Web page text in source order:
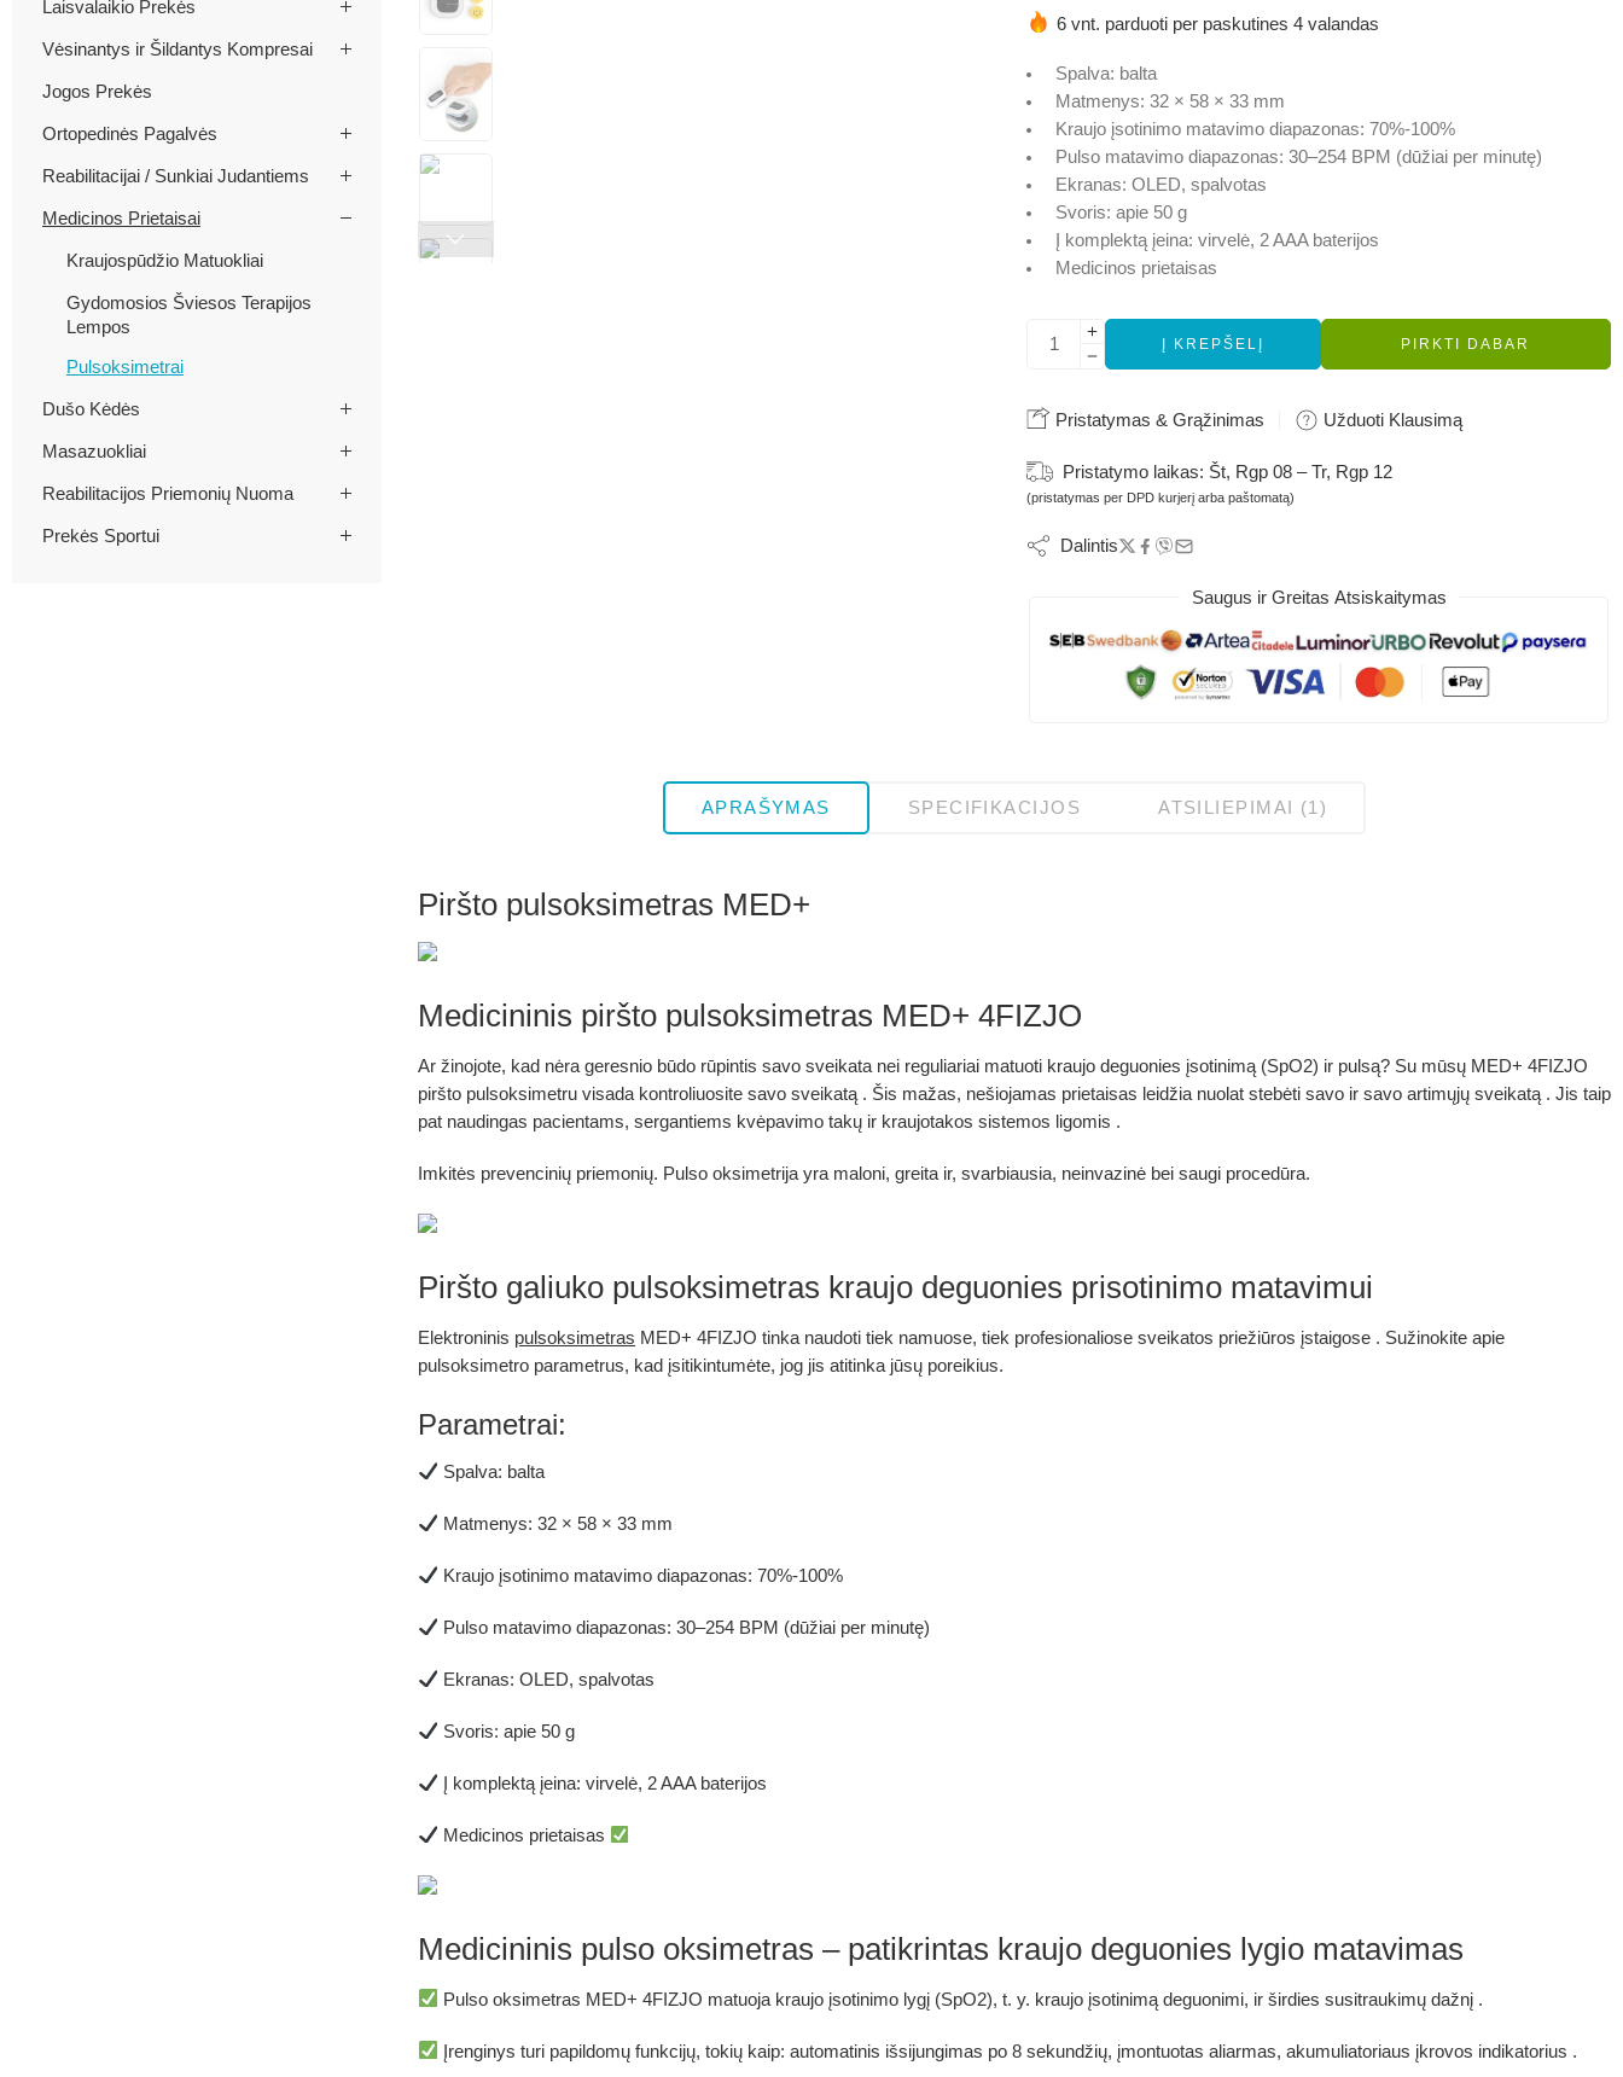
įvertinimų:)
6 vnt. parduoti per paskutines 4 valandas
Spalva: balta
Matmenys: 32 × 58 × 33 mm
Kraujo įsotinimo matavimo diapazonas: 70%-100%
Pulso matavimo diapazonas: 30–254 BPM (dūžiai per minutę)
Ekranas: OLED, spalvotas
Svoris: apie 50 g
Į komplektą įeina: virvelė, 2 AAA baterijos
Medicinos prietaisas
Į KREPŠELĮ PIRKTI DABAR
Pristatymas & Grąžinimas Užduoti Klausimą
Pristatymo laikas: Št, Rgp 08 – Tr, Rgp 12
(pristatymas per DPD kurjerį arba paštomatą)
Dalintis
Saugus ir Greitas Atsiskaitymas
APRAŠYMAS SPECIFIKACIJOS ATSILIEPIMAI (1)
Piršto pulsoksimetras MED+
Medicininis piršto pulsoksimetras MED+ 4FIZJO
Ar žinojote, kad nėra geresnio būdo rūpintis savo sveikata nei reguliariai matuoti kraujo deguonies įsotinimą (SpO2) ir pulsą? Su mūsų MED+ 4FIZJO
piršto pulsoksimetru visada kontroliuosite savo sveikatą . Šis mažas, nešiojamas prietaisas leidžia nuolat stebėti savo ir savo artimųjų sveikatą . Jis taip
pat naudingas pacientams, sergantiems kvėpavimo takų ir kraujotakos sistemos ligomis .
Imkitės prevencinių priemonių. Pulso oksimetrija yra maloni, greita ir, svarbiausia, neinvazinė bei saugi procedūra.
Piršto galiuko pulsoksimetras kraujo deguonies prisotinimo matavimui
Elektroninis pulsoksimetras MED+ 4FIZJO tinka naudoti tiek namuose, tiek profesionaliose sveikatos priežiūros įstaigose . Sužinokite apie
pulsoksimetro parametrus, kad įsitikintumėte, jog jis atitinka jūsų poreikius.
Parametrai:
Spalva: balta
Matmenys: 32 × 58 × 33 mm
Kraujo įsotinimo matavimo diapazonas: 70%-100%
Pulso matavimo diapazonas: 30–254 BPM (dūžiai per minutę)
Ekranas: OLED, spalvotas
Svoris: apie 50 g
Į komplektą įeina: virvelė, 2 AAA baterijos
Medicinos prietaisas
Medicininis pulso oksimetras – patikrintas kraujo deguonies lygio matavimas
Pulso oksimetras MED+ 4FIZJO matuoja kraujo įsotinimo lygį (SpO2), t. y. kraujo įsotinimą deguonimi, ir širdies susitraukimų dažnį .
Įrenginys turi papildomų funkcijų, tokių kaip: automatinis išsijungimas po 8 sekundžių, įmontuotas aliarmas, akumuliatoriaus įkrovos indikatorius .
Laisvalaikio Prekės
Vėsinantys ir Šildantys Kompresai
Jogos Prekės
Ortopedinės Pagalvės
Reabilitacijai / Sunkiai Judantiems
Medicinos Prietaisai
Kraujospūdžio Matuokliai
Gydomosios Šviesos Terapijos
Lempos
Pulsoksimetrai
Dušo Kėdės
Masazuokliai
Reabilitacijos Priemonių Nuoma
Prekės Sportui